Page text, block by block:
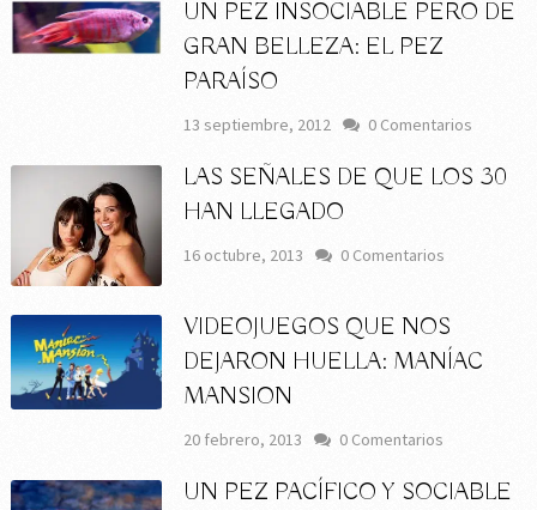
UN PEZ INSOCIABLE PERO DE
GRAN BELLEZA: EL PEZ
PARAÍSO
13 septiembre, 2012 0 Comentarios
LAS SEÑALES DE QUE LOS 30
HAN LLEGADO
16 octubre, 2013 0 Comentarios
VIDEOJUEGOS QUE NOS
DEJARON HUELLA: MANÍAC
MANSION
20 febrero, 2013 0 Comentarios
UN PEZ PACÍFICO Y SOCIABLE